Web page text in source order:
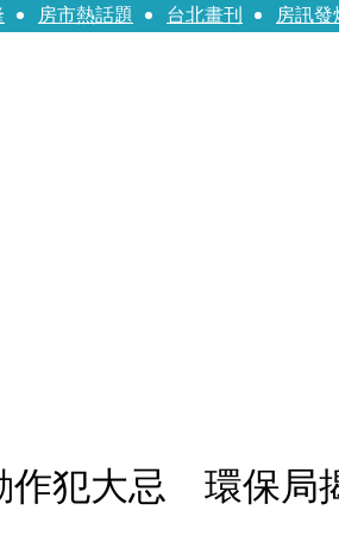
命路出發 唐綺陽
房市熱話題 台北畫刊 房訊發
作犯大忌 環保局